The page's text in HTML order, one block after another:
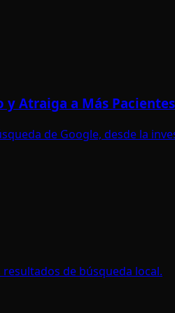
y Atraiga a Más Pacientes
de Google, desde la
de búsqueda local.